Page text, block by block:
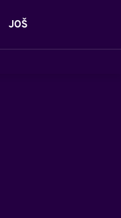
JOŠ